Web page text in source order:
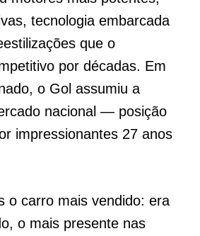
tecnologia embarcada
que o
por décadas. Em
o Gol assumiu a
nacional — posição
impressionantes 27 anos
o carro mais vendido: era
o mais presente nas